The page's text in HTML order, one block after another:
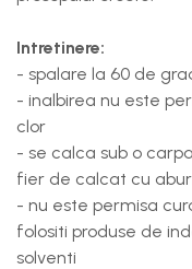
Intretinere:
- spalare la 60 de
- inalbirea nu este
clor
- se calca sub o
fier de calcat cu
- nu este permisa
folositi produse de
solventi